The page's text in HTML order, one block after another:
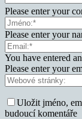
Please enter your
Please enter your
You have entered
Please enter your
Uložit jméno,
budoucí komentáře